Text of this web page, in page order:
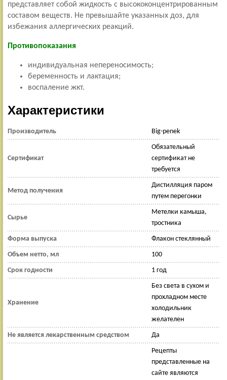
представляет собой жидкость с высококонцентрированным
составом веществ. Не превышайте указанных доз, для
избежания аллергических реакций.
Противопоказания
индивидуальная непереносимость;
беременность и лактация;
воспаление жкт.
Характеристики
Производитель Big-penek
Сертификат
Обязательный
сертификат не
требуется
Метод получения
Дистилляция паром
путем перегонки
Сырье
Метелки камыша,
тростника
Форма выпуска Флакон стеклянный
Объем нетто, мл 100
Срок годности 1 год
Хранение
Без света в сухом и
прохладном месте
холодильник
желателен
Не является лекарственным средством Да
Рецепты
представленные на
сайте являются